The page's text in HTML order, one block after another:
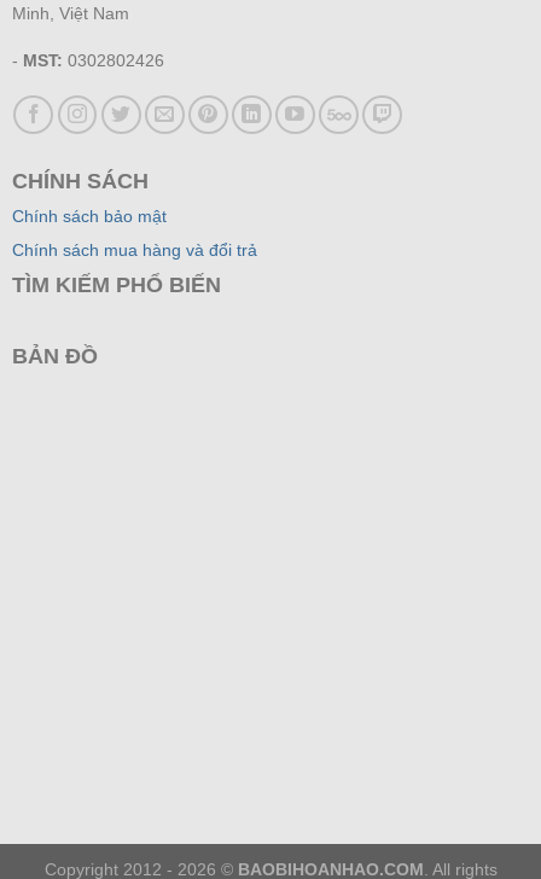
Minh, Việt Nam
- MST: 0302802426
CHÍNH SÁCH
Chính sách bảo mật
Chính sách mua hàng và đổi trả
TÌM KIẾM PHỔ BIẾN
BẢN ĐỒ
Copyright 2012 - 2026 © BAOBIHOANHAO.COM. All rights